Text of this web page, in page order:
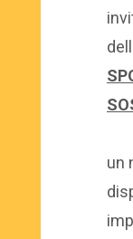
un